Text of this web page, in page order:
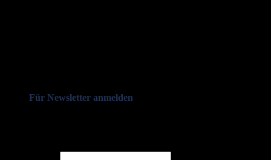
Für Newsletter anmelden